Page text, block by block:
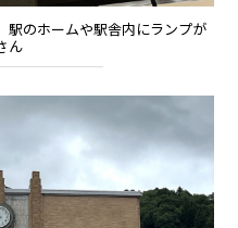
駅のホームや駅舎内にランプが
ん